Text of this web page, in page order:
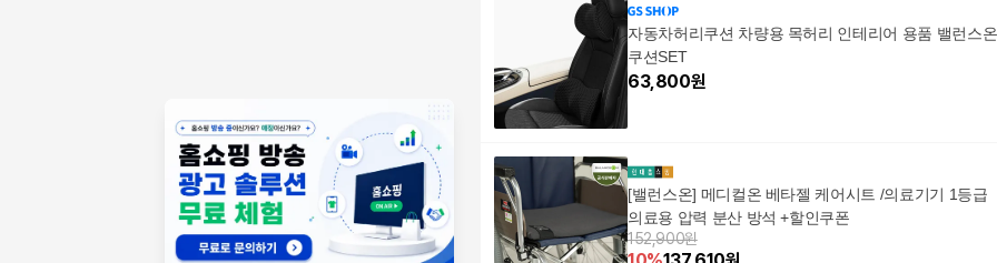
자동차허리쿠션 차량용 목허리 인테리어 용품 밸런스온
쿠션SET
63,800원
[밸런스온] 메디컬온 베타젤 케어시트 /의료기기 1등급
의료용 압력 분산 방석 +할인쿠폰
152,900원